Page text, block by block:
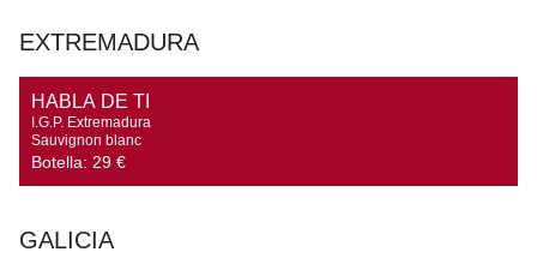
EXTREMADURA
HABLA DE TI
I.G.P. Extremadura
Sauvignon blanc
Botella: 29 €
GALICIA